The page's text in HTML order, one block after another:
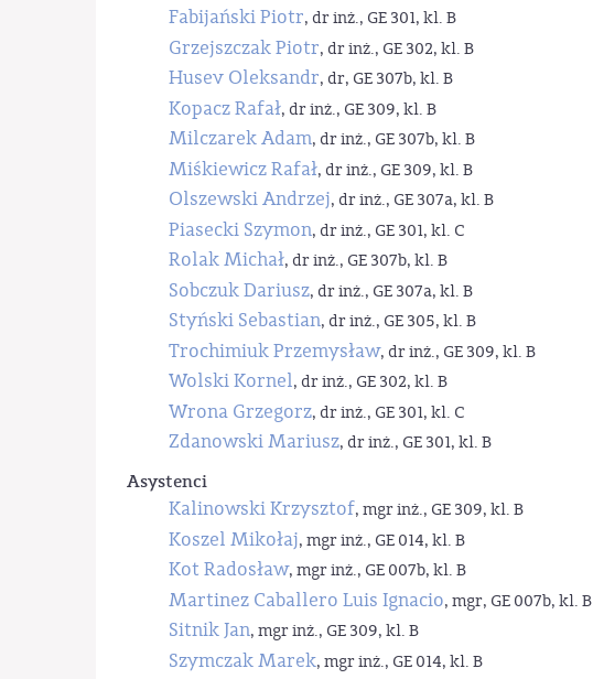
Fabijański Piotr, dr inż., GE 301, kl. B
Grzejszczak Piotr, dr inż., GE 302, kl. B
Husev Oleksandr, dr, GE 307b, kl. B
Kopacz Rafał, dr inż., GE 309, kl. B
Milczarek Adam, dr inż., GE 307b, kl. B
Miśkiewicz Rafał, dr inż., GE 309, kl. B
Olszewski Andrzej, dr inż., GE 307a, kl. B
Piasecki Szymon, dr inż., GE 301, kl. C
Rolak Michał, dr inż., GE 307b, kl. B
Sobczuk Dariusz, dr inż., GE 307a, kl. B
Styński Sebastian, dr inż., GE 305, kl. B
Trochimiuk Przemysław, dr inż., GE 309, kl. B
Wolski Kornel, dr inż., GE 302, kl. B
Wrona Grzegorz, dr inż., GE 301, kl. C
Zdanowski Mariusz, dr inż., GE 301, kl. B
Asystenci
Kalinowski Krzysztof, mgr inż., GE 309, kl. B
Koszel Mikołaj, mgr inż., GE 014, kl. B
Kot Radosław, mgr inż., GE 007b, kl. B
Martinez Caballero Luis Ignacio, mgr, GE 007b, kl. B
Sitnik Jan, mgr inż., GE 309, kl. B
Szymczak Marek, mgr inż., GE 014, kl. B